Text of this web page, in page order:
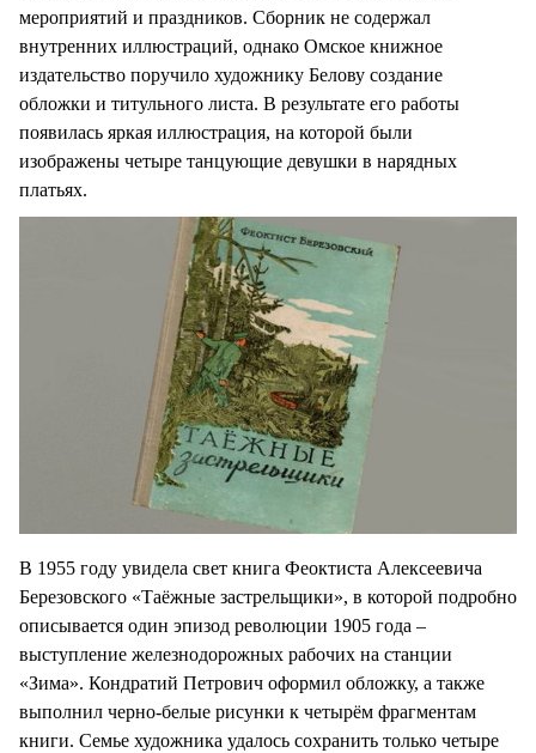
мероприятий и праздников. Сборник не содержал
внутренних иллюстраций, однако Омское книжное
издательство поручило художнику Белову создание
обложки и титульного листа. В результате его работы
появилась яркая иллюстрация, на которой были
изображены четыре танцующие девушки в нарядных
платьях.
В 1955 году увидела свет книга Феоктиста Алексеевича
Березовского «Таёжные застрельщики», в которой подробно
описывается один эпизод революции 1905 года –
выступление железнодорожных рабочих на станции
«Зима». Кондратий Петрович оформил обложку, а также
выполнил черно-белые рисунки к четырём фрагментам
книги. Семье художника удалось сохранить только четыре